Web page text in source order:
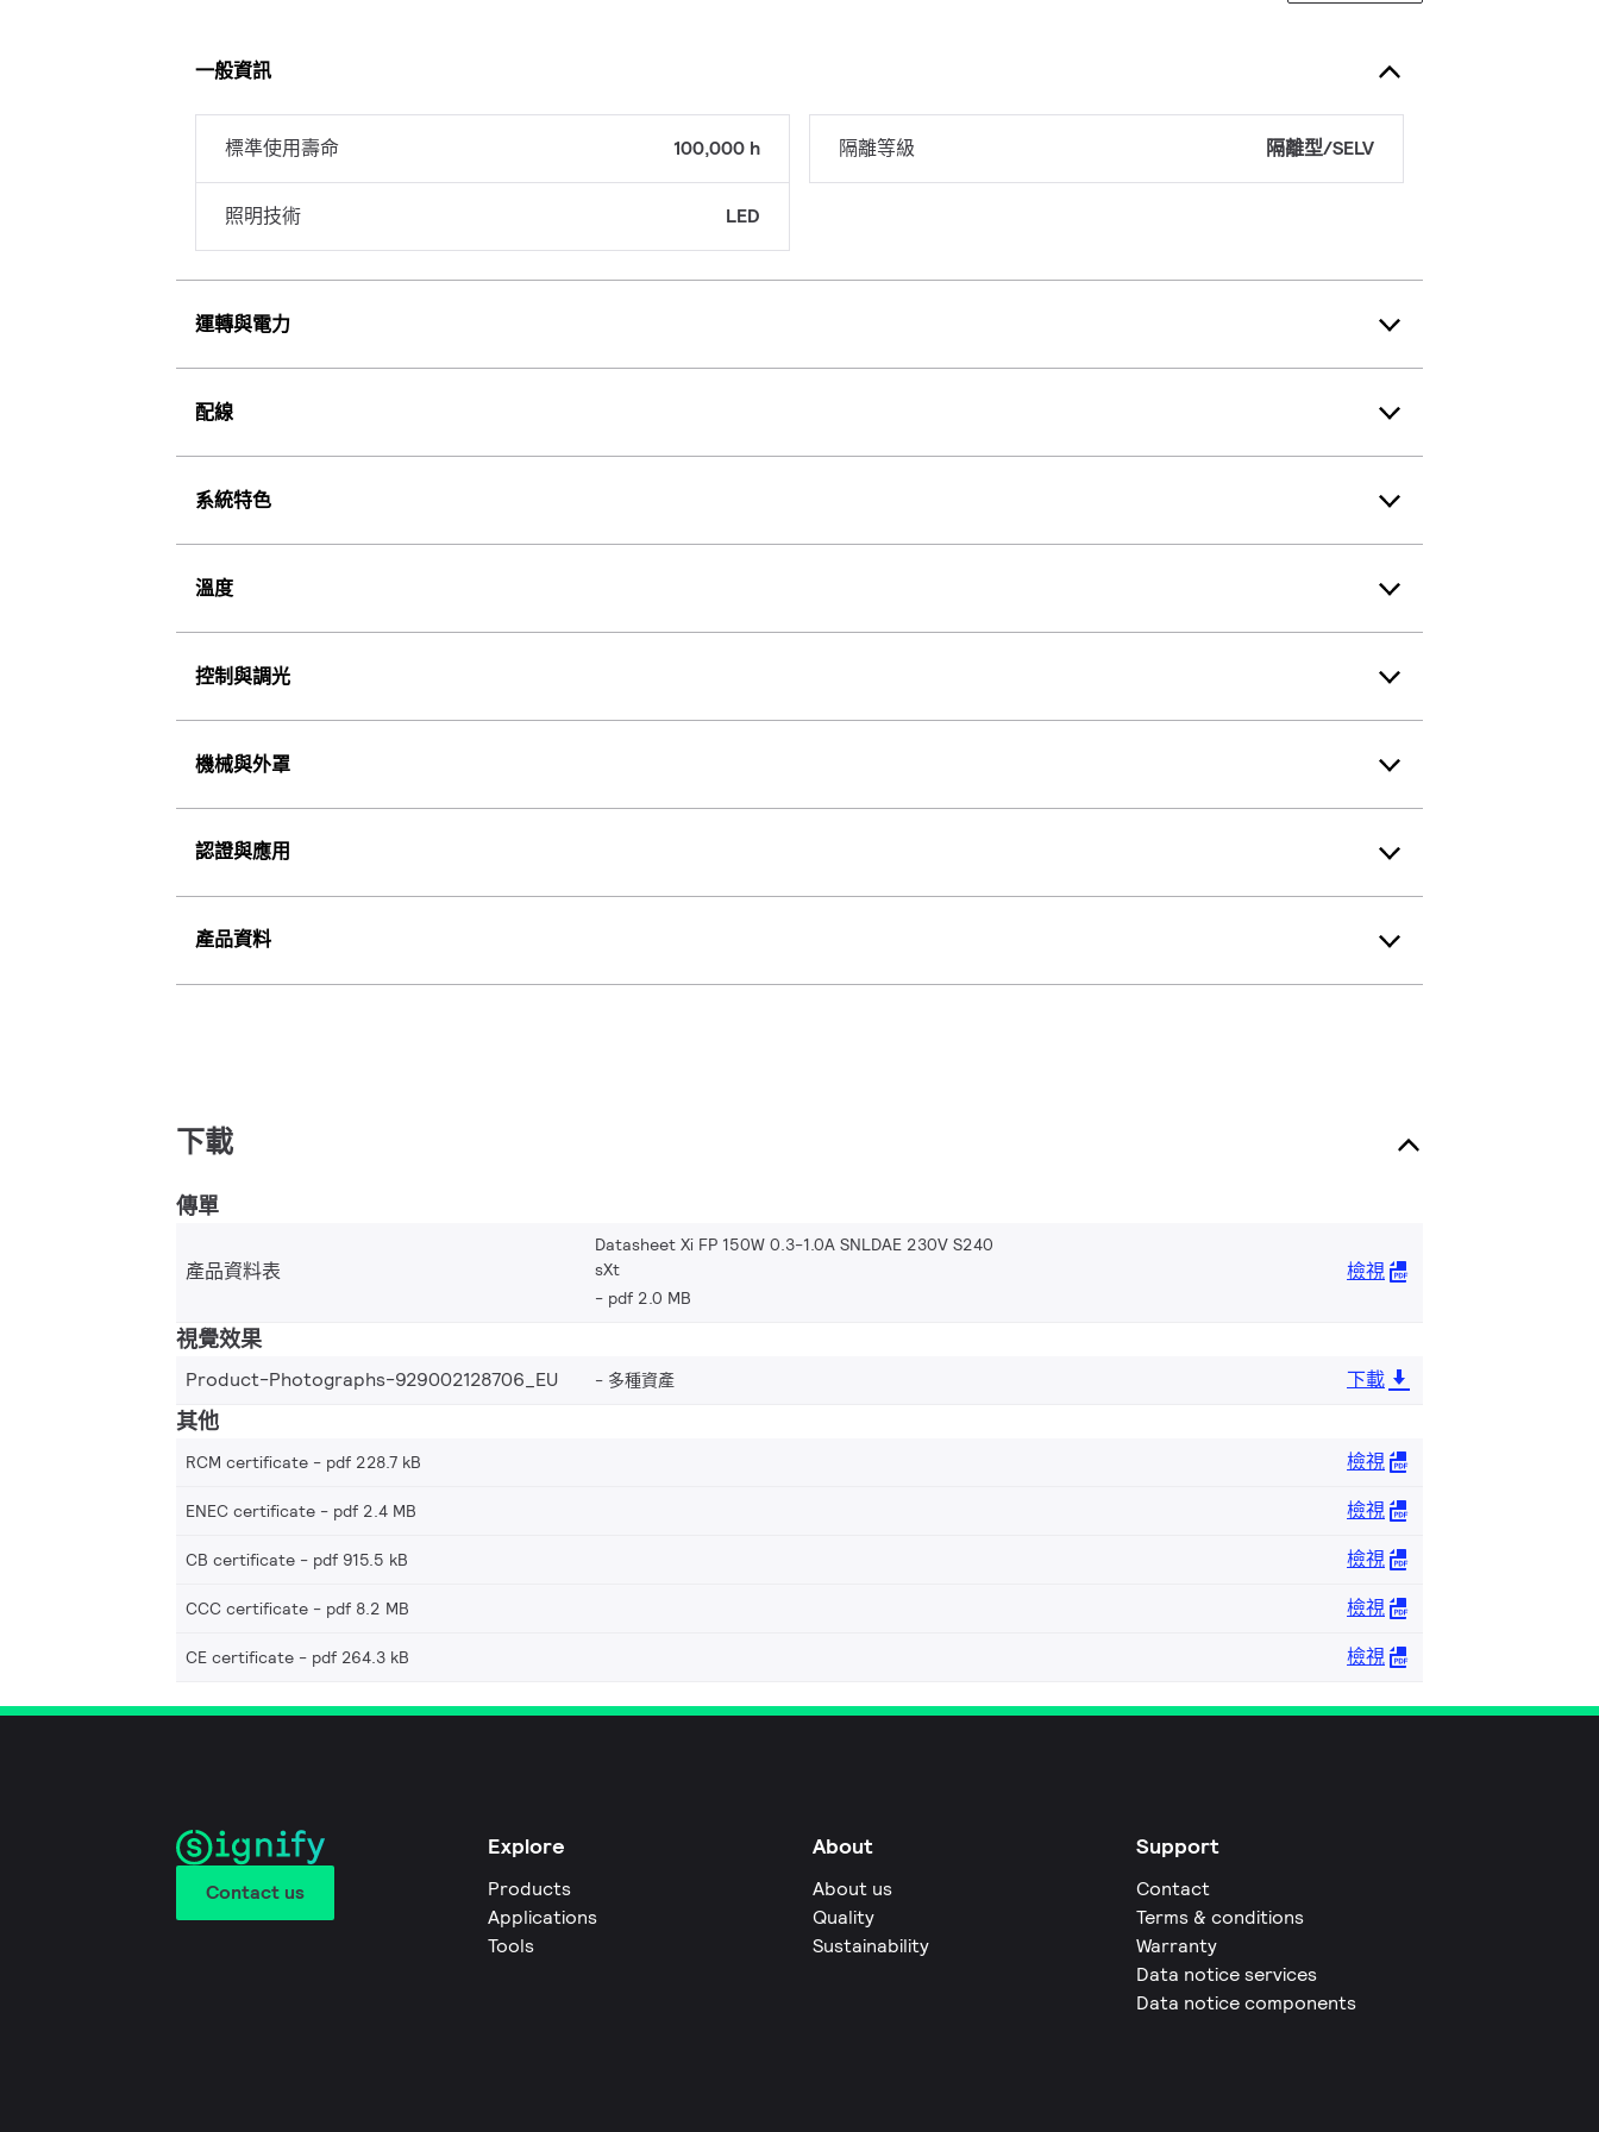
一般資訊
標準使用壽命 100,000 h
照明技術 LED
隔離等級 隔離型/SELV
運轉與電力
配線
系統特色
溫度
控制與調光
機械與外罩
認證與應用
產品資料
下載
傳單
產品資料表
Datasheet Xi FP 150W 0.3-1.0A SNLDAE 230V S240
sXt
pdf 2.0 MB
檢視
視覺效果
Product-Photographs-929002128706_EU 多種資產 下載
其他
RCM certificate pdf 228.7 kB 檢視
ENEC certificate pdf 2.4 MB 檢視
CB certificate pdf 915.5 kB 檢視
CCC certificate pdf 8.2 MB 檢視
CE certificate pdf 264.3 kB 檢視
Contact us
Explore
Products
Applications
Tools
About
About us
Quality
Sustainability
Support
Contact
Terms & conditions
Warranty
Data notice services
Data notice components